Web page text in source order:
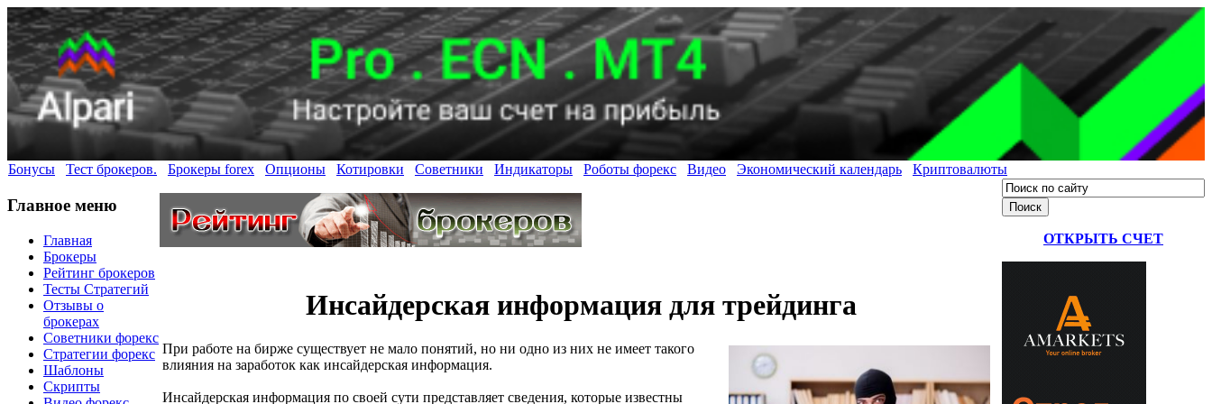
Бонусы Тест брокеров. Брокеры forex Опционы Котировки Советники Индикаторы Роботы форекс Видео Экономический календарь Криптовалюты
Главное меню
Главная
Брокеры
Рейтинг брокеров
Тесты Стратегий
Отзывы о
брокерах
Советники форекс
Стратегии форекс
Шаблоны
Скрипты
Инсайдерская информация для трейдинга
При работе на бирже существует не мало понятий, но ни одно из них не имеет такого
влияния на заработок как инсайдерская информация.
Инсайдерская информация по своей сути представляет сведения, которые известны
ОТКРЫТЬ СЧЕТ